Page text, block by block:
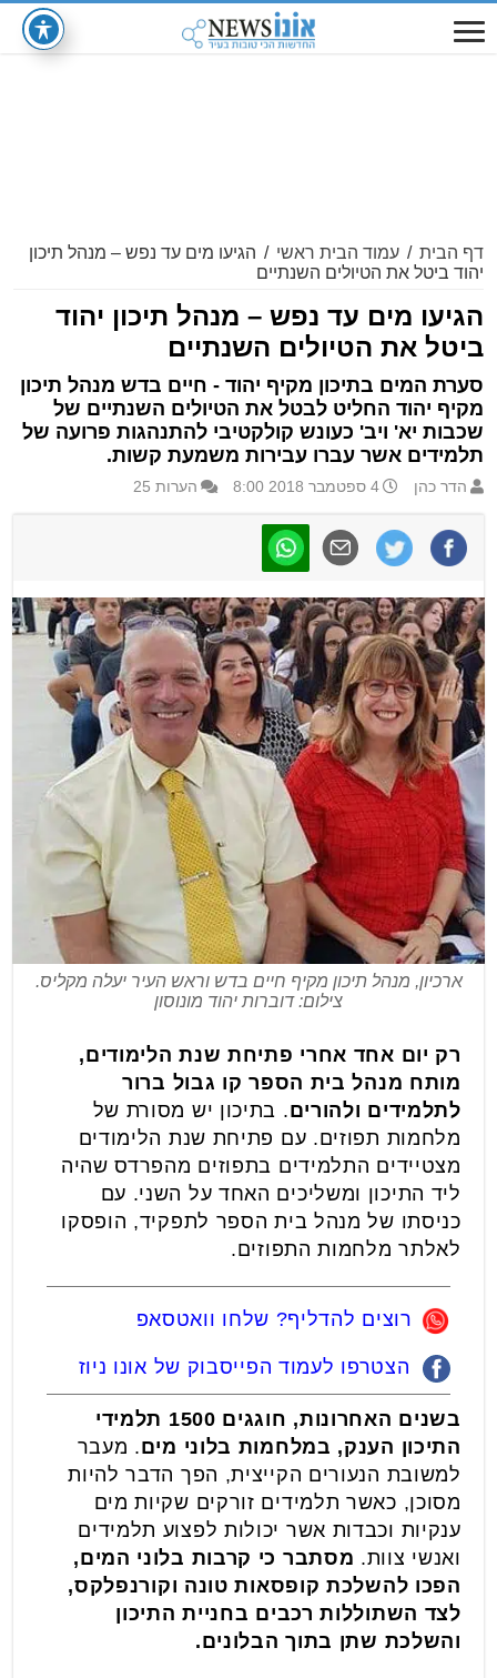
דף הבית / עמוד הבית ראשי / הגיעו מים עד נפש – מנהל תיכון
יהוד ביטל את הטיולים השנתיים
הגיעו מים עד נפש – מנהל תיכון יהוד
ביטל את הטיולים השנתיים
סערת המים בתיכון מקיף יהוד - חיים בדש מנהל תיכון
מקיף יהוד החליט לבטל את הטיולים השנתיים של
שכבות יא' ויב' כעונש קולקטיבי להתנהגות פרועה של
תלמידים אשר עברו עבירות משמעת קשות.
הדר כהן 4 ספטמבר 2018 8:00 הערות 25
ארכיון, מנהל תיכון מקיף חיים בדש וראש העיר יעלה מקליס.
צילום: דוברות יהוד מונוסון
רק יום אחד אחרי פתיחת שנת הלימודים,
מותח מנהל בית הספר קו גבול ברור
לתלמידים ולהורים. בתיכון יש מסורת של
מלחמות תפוזים. עם פתיחת שנת הלימודים
מצטיידים התלמידים בתפוזים מהפרדס שהיה
ליד התיכון ומשליכים האחד על השני. עם
כניסתו של מנהל בית הספר לתפקיד, הופסקו
לאלתר מלחמות התפוזים.
רוצים להדליף? שלחו וואטסאפ
הצטרפו לעמוד הפייסבוק של אונו ניוז
בשנים האחרונות, חוגגים 1500 תלמידי
התיכון הענק, במלחמות בלוני מים. מעבר
למשובת הנעורים הקייצית, הפך הדבר להיות
מסוכן, כאשר תלמידים זורקים שקיות מים
ענקיות וכבדות אשר יכולות לפצוע תלמידים
ואנשי צוות. מסתבר כי קרבות בלוני המים,
הפכו להשלכת קופסאות טונה וקורנפלקס,
לצד השתוללות רכבים בחניית התיכון
והשלכת שתן בתוך הבלונים.